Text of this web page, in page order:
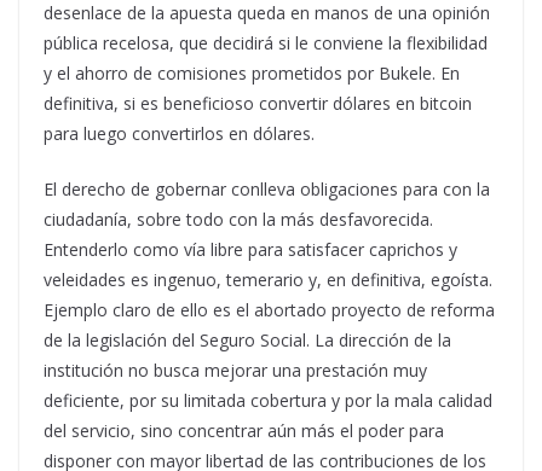
desenlace de la apuesta queda en manos de una opinión
pública recelosa, que decidirá si le conviene la flexibilidad
y el ahorro de comisiones prometidos por Bukele. En
definitiva, si es beneficioso convertir dólares en bitcoin
para luego convertirlos en dólares.
El derecho de gobernar conlleva obligaciones para con la
ciudadanía, sobre todo con la más desfavorecida.
Entenderlo como vía libre para satisfacer caprichos y
veleidades es ingenuo, temerario y, en definitiva, egoísta.
Ejemplo claro de ello es el abortado proyecto de reforma
de la legislación del Seguro Social. La dirección de la
institución no busca mejorar una prestación muy
deficiente, por su limitada cobertura y por la mala calidad
del servicio, sino concentrar aún más el poder para
disponer con mayor libertad de las contribuciones de los